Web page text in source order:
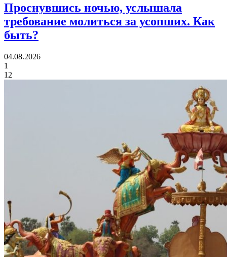
Проснувшись ночью, услышала
требование молиться за усопших. Как
быть?
04.08.2026
1
12